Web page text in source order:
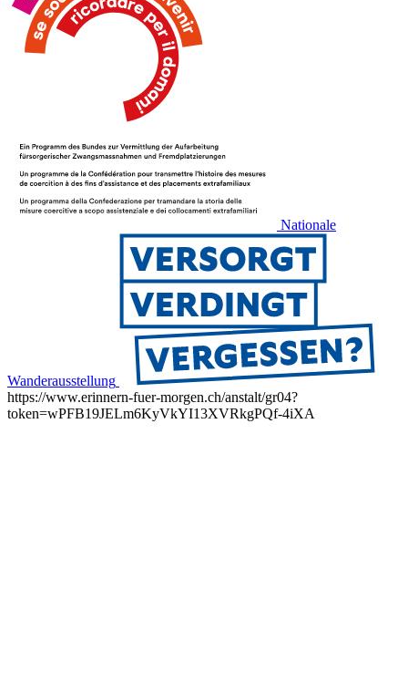
Nationale
Wanderausstellung
https://www.erinnern-fuer-morgen.ch/anstalt/gr04?
token=wPFB19JELm6KyVkYI13XVRkgPQf-4iXA